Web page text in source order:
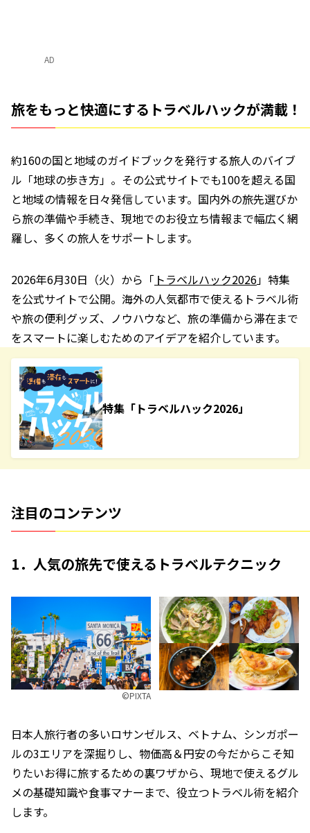
AD
旅をもっと快適にするトラベルハックが満載！
約160の国と地域のガイドブックを発行する旅人のバイブ
ル「地球の歩き方」。その公式サイトでも100を超える国
と地域の情報を日々発信しています。国内外の旅先選びか
ら旅の準備や手続き、現地でのお役立ち情報まで幅広く網
羅し、多くの旅人をサポートします。
2026年6月30日（火）から「 トラベルハック2026」特集
を公式サイトで公開。海外の人気都市で使えるトラベル術
や旅の便利グッズ、ノウハウなど、旅の準備から滞在まで
をスマートに楽しむためのアイデアを紹介しています。
特集「トラベルハック2026」
注目のコンテンツ
1．人気の旅先で使えるトラベルテクニック
©︎PIXTA
日本人旅行者の多いロサンゼルス、ベトナム、シンガポー
ルの3エリアを深掘りし、物価高＆円安の今だからこそ知
りたいお得に旅するための裏ワザから、現地で使えるグル
メの基礎知識や食事マナーまで、役立つトラベル術を紹介
します。